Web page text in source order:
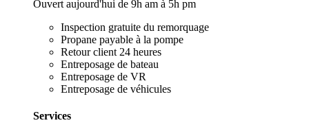
Ouvert aujourd'hui de 9h am à 5h pm
Inspection gratuite du remorquage
Propane payable à la pompe
Retour client 24 heures
Entreposage de bateau
Entreposage de VR
Entreposage de véhicules
Services